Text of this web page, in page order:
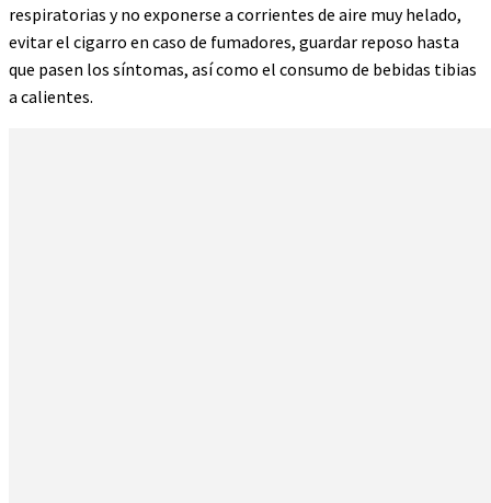
respiratorias y no exponerse a corrientes de aire muy helado,
evitar el cigarro en caso de fumadores, guardar reposo hasta
que pasen los síntomas, así como el consumo de bebidas tibias
a calientes.